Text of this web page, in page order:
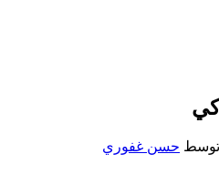
توسط حسن غفوري